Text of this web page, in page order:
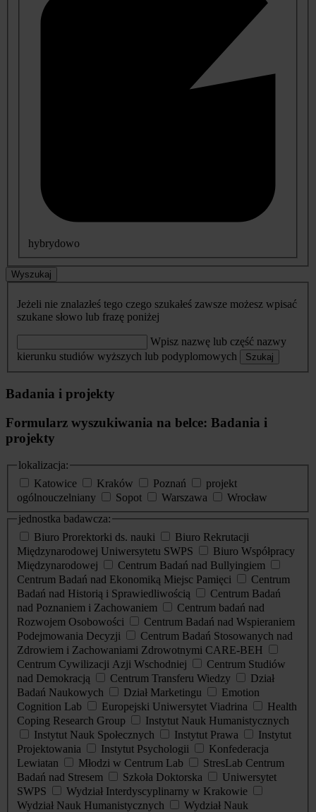
hybrydowo
Wyszukaj
Jeżeli nie znalazłeś tego czego szukałeś zawsze możesz wpisać
szukane słowo lub frazę poniżej
Wpisz nazwę lub część nazwy
kierunku studiów wyższych lub podyplomowych
Szukaj
Badania i projekty
Formularz wyszukiwania na belce: Badania i
projekty
lokalizacja:
Katowice
Kraków Poznań
projekt
ogólnouczelniany
Sopot Warszawa
Wrocław
jednostka badawcza:
Biuro Prorektorki ds. nauki
Biuro Rekrutacji
Międzynarodowej Uniwersytetu SWPS
Biuro Współpracy
Międzynarodowej
Centrum Badań nad Bullyingiem
Centrum Badań nad Ekonomiką Miejsc Pamięci
Centrum
Badań nad Historią i Sprawiedliwością
Centrum Badań
nad Poznaniem i Zachowaniem
Centrum badań nad
Rozwojem Osobowości
Centrum Badań nad Wspieraniem
Podejmowania Decyzji
Centrum Badań Stosowanych nad
Zdrowiem i Zachowaniami Zdrowotnymi CARE-BEH
Centrum Cywilizacji Azji Wschodniej
Centrum Studiów
nad Demokracją
Centrum Transferu Wiedzy
Dział
Badań Naukowych
Dział Marketingu
Emotion
Cognition Lab
Europejski Uniwersytet Viadrina
Health
Coping Research Group
Instytut Nauk Humanistycznych
Instytut Nauk Społecznych
Instytut Prawa
Instytut
Projektowania
Instytut Psychologii
Konfederacja
Lewiatan
Młodzi w Centrum Lab
StresLab Centrum
Badań nad Stresem
Szkoła Doktorska
Uniwersytet
SWPS
Wydział Interdyscyplinarny w Krakowie
Wydział Nauk Humanistycznych
Wydział Nauk